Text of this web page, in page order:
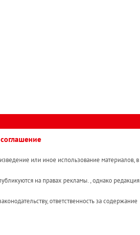
или иное использование материалов, в
на правах рекламы. , однако редакция
ответственность за содержание